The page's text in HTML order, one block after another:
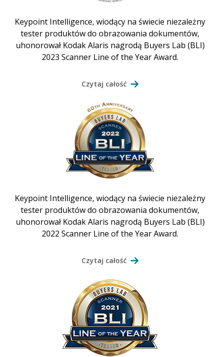
Keypoint Intelligence, wiodący na świecie niezależny
tester produktów do obrazowania dokumentów,
uhonorował Kodak Alaris nagrodą Buyers Lab (BLI)
2023 Scanner Line of the Year Award.
Czytaj całość
Keypoint Intelligence, wiodący na świecie niezależny
tester produktów do obrazowania dokumentów,
uhonorował Kodak Alaris nagrodą Buyers Lab (BLI)
2022 Scanner Line of the Year Award.
Czytaj całość